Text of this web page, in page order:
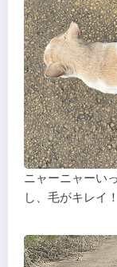
ニャーニャーい
し、毛がキレイ！